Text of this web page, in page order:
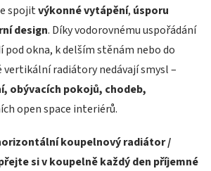
spojitvýkonné vytápění, úsporu
design. Díky vodorovnému uspořádání
pod okna, k delším stěnám nebo do
vertikální radiátory nedávají smysl –
obývacích pokojů, chodeb,
open space interiérů.
koupelnový radiátor /
si v koupelně každý den příjemné